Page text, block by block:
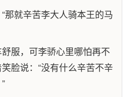
那就辛苦李大人骑本王的马
服，可李骄心里哪怕再不
脸说：“没有什么辛苦不辛